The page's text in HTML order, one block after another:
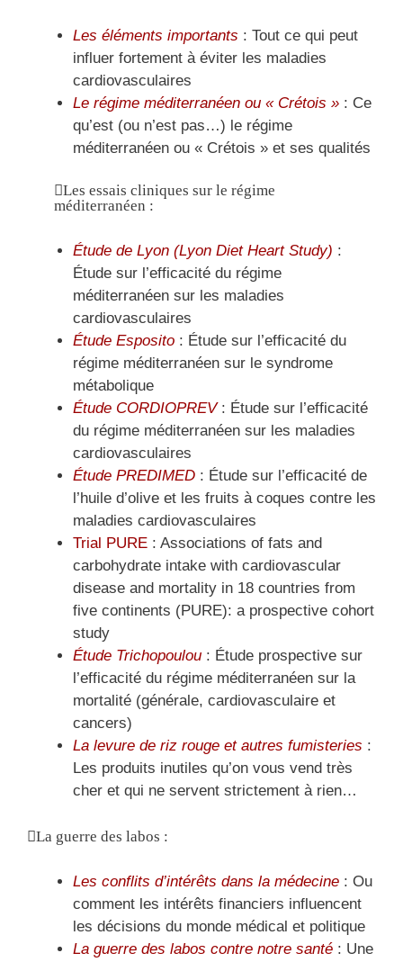
Les éléments importants : Tout ce qui peut
influer fortement à éviter les maladies
cardiovasculaires
Le régime méditerranéen ou « Crétois » : Ce
qu’est (ou n’est pas…) le régime
méditerranéen ou « Crétois » et ses qualités
Les essais cliniques sur le régime
méditerranéen :
Étude de Lyon (Lyon Diet Heart Study) :
Étude sur l’efficacité du régime
méditerranéen sur les maladies
cardiovasculaires
Étude Esposito : Étude sur l’efficacité du
régime méditerranéen sur le syndrome
métabolique
Étude CORDIOPREV: Étude sur l’efficacité
du régime méditerranéen sur les maladies
cardiovasculaires
Étude PREDIMED : Étude sur l’efficacité de
l’huile d’olive et les fruits à coques contre les
maladies cardiovasculaires
Trial PURE : Associations of fats and
carbohydrate intake with cardiovascular
disease and mortality in 18 countries from
five continents (PURE): a prospective cohort
study
Étude Trichopoulou : Étude prospective sur
l’efficacité du régime méditerranéen sur la
mortalité (générale, cardiovasculaire et
cancers)
La levure de riz rouge et autres fumisteries :
Les produits inutiles qu’on vous vend très
cher et qui ne servent strictement à rien…
La guerre des labos :
Les conflits d’intérêts dans la médecine : Ou
comment les intérêts financiers influencent
les décisions du monde médical et politique
La guerre des labos contre notre santé : Une